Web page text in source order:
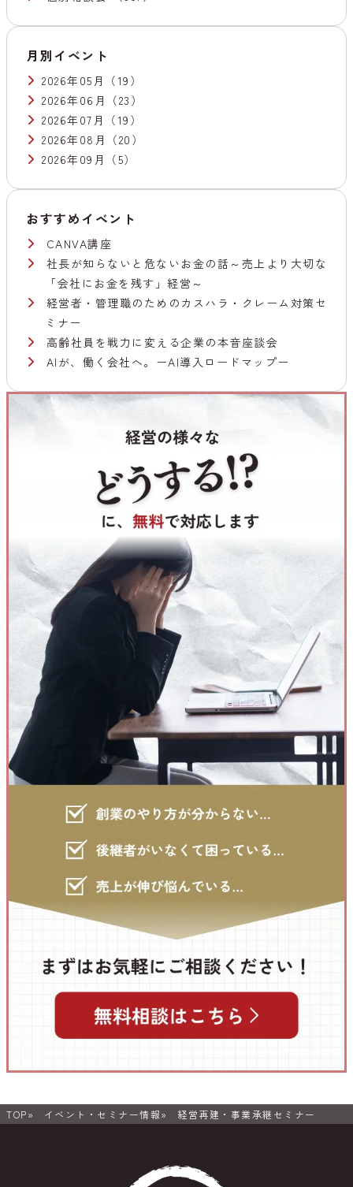
月別イベント
2026年05月
（19）
2026年06月
（23）
2026年07月
（19）
2026年08月
（20）
2026年09月
（5）
おすすめイベント
CANVA講座
社長が知らないと危ないお金の話～売上より大切な
「会社にお金を残す」経営～
経営者・管理職のためのカスハラ・クレーム対策セ
ミナー
高齢社員を戦力に変える企業の本音座談会
AIが、働く会社へ。ーAI導入ロードマップー
TOP イベント・セミナー情報 経営再建・事業承継セミナー